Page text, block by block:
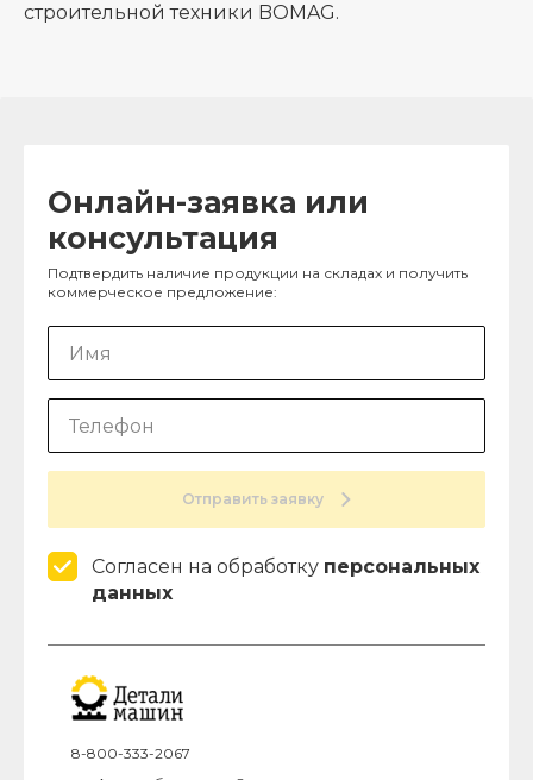
строительной техники BOMAG.
Онлайн-заявка или
консультация
Подтвердить наличие продукции на складах и получить
коммерческое предложение:
Отправить заявку
Согласен на обработку персональных
данных
8-800-333-2067